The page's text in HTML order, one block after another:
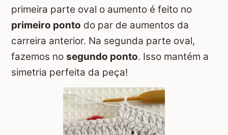
primeira parte oval o aumento é feito no
primeiro ponto do par de aumentos da
carreira anterior. Na segunda parte oval,
fazemos no segundo ponto. Isso mantém a
simetria perfeita da peça!